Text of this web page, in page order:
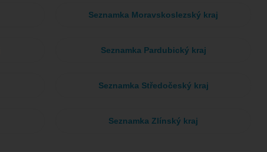
Seznamka Moravskoslezský kraj
Seznamka Pardubický kraj
Seznamka Středočeský kraj
Seznamka Zlínský kraj